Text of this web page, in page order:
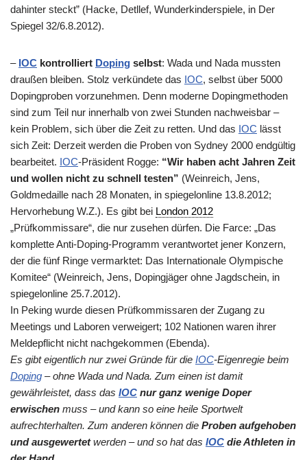
dahinter steckt” (Hacke, Detllef, Wunderkinderspiele, in Der
Spiegel 32/6.8.2012).
– IOC kontrolliert Doping selbst: Wada und Nada mussten
draußen bleiben. Stolz verkündete das IOC, selbst über 5000
Dopingproben vorzunehmen. Denn moderne Dopingmethoden
sind zum Teil nur innerhalb von zwei Stunden nachweisbar –
kein Problem, sich über die Zeit zu retten. Und das IOC lässt
sich Zeit: Derzeit werden die Proben von Sydney 2000 endgültig
bearbeitet. IOC-Präsident Rogge: “Wir haben acht Jahren Zeit
und wollen nicht zu schnell testen” (Weinreich, Jens,
Goldmedaille nach 28 Monaten, in spiegelonline 13.8.2012;
Hervorhebung W.Z.). Es gibt bei London 2012
„Prüfkommissare“, die nur zusehen dürfen. Die Farce: „Das
komplette Anti-Doping-Programm verantwortet jener Konzern,
der die fünf Ringe vermarktet: Das Internationale Olympische
Komitee“ (Weinreich, Jens, Dopingjäger ohne Jagdschein, in
spiegelonline 25.7.2012).
In Peking wurde diesen Prüfkommissaren der Zugang zu
Meetings und Laboren verweigert; 102 Nationen waren ihrer
Meldepflicht nicht nachgekommen (Ebenda).
Es gibt eigentlich nur zwei Gründe für die IOC-Eigenregie beim
Doping – ohne Wada und Nada. Zum einen ist damit
gewährleistet, dass das IOC nur ganz wenige Doper
erwischen muss – und kann so eine heile Sportwelt
aufrechterhalten. Zum anderen können die Proben aufgehoben
und ausgewertetwerden – und so hat das IOC die Athleten in